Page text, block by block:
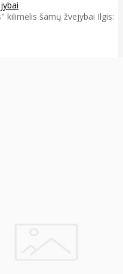
kilimėlis šamų žvejybai Ilgis: